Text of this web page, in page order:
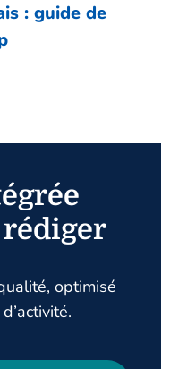
: guide de
optimisé